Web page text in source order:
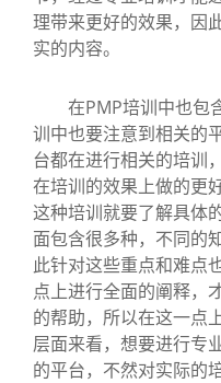
理带来更好的效果，因
实的内容。
在PMP培训中也包
训中也要注意到相关的
台都在进行相关的培训
在培训的效果上做的更
这种培训就要了解具体
面包含很多种，不同的
此针对这些重点和难点
点上进行全面的阐释，
的帮助，所以在这一点
层面来看，想要进行专
的平台，不然对实际的